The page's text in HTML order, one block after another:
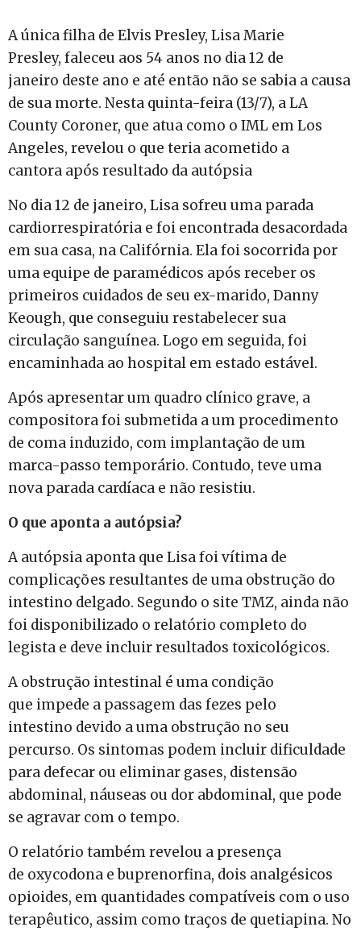
A única filha de Elvis Presley, Lisa Marie
Presley, faleceu aos 54 anos no dia 12 de
janeiro deste ano e até então não se sabia a causa
de sua morte. Nesta quinta-feira (13/7), a LA
County Coroner, que atua como o IML em Los
Angeles, revelou o que teria acometido a
cantora após resultado da autópsia
No dia 12 de janeiro, Lisa sofreu uma parada
cardiorrespiratória e foi encontrada desacordada
em sua casa, na Califórnia. Ela foi socorrida por
uma equipe de paramédicos após receber os
primeiros cuidados de seu ex-marido, Danny
Keough, que conseguiu restabelecer sua
circulação sanguínea. Logo em seguida, foi
encaminhada ao hospital em estado estável.
Após apresentar um quadro clínico grave, a
compositora foi submetida a um procedimento
de coma induzido, com implantação de um
marca-passo temporário. Contudo, teve uma
nova parada cardíaca e não resistiu.
O que aponta a autópsia?
A autópsia aponta que Lisa foi vítima de
complicações resultantes de uma obstrução do
intestino delgado. Segundo o site TMZ, ainda não
foi disponibilizado o relatório completo do
legista e deve incluir resultados toxicológicos.
A obstrução intestinal é uma condição
que impede a passagem das fezes pelo
intestino devido a uma obstrução no seu
percurso. Os sintomas podem incluir dificuldade
para defecar ou eliminar gases, distensão
abdominal, náuseas ou dor abdominal, que pode
se agravar com o tempo.
O relatório também revelou a presença
de oxycodona e buprenorfina, dois analgésicos
opioides, em quantidades compatíveis com o uso
terapêutico, assim como traços de quetiapina. No